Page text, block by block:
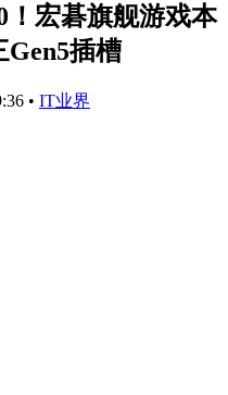
！宏碁旗舰游戏本
Gen5插槽
• IT业界